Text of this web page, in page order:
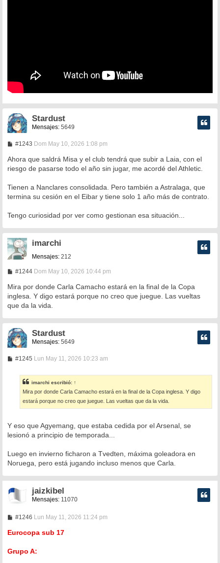
Stardust
Mensajes: 5649
#1243M
n
s
a
Dom May 10, 2026 1:08 pm
Ahora que saldrá Misa y el club tendrá que subir a Laia, con el
riesgo de pasarse todo el año sin jugar, me acordé del Athletic.
Tienen a Nanclares consolidada. Pero también a Astralaga, que
termina su cesión en el Eibar y tiene solo 1 año más de contrato.
Tengo curiosidad por ver como gestionan esa situación...
imarchi
Mensajes: 212
#1244M
n
s
a
j
Dom May 10, 2026 10:44 pm
Mira por donde Carla Camacho estará en la final de la Copa
inglesa. Y digo estará porque no creo que juegue. Las vueltas
que da la vida.
Stardust
Mensajes: 5649
#1245M
a
j
e
Lun May 11, 2026 10:23 am
imarchi escribió: ↑
Mira por donde Carla Camacho estará en la final de la Copa inglesa. Y digo
estará porque no creo que juegue. Las vueltas que da la vida.
Y eso que Agyemang, que estaba cedida por el Arsenal, se
lesionó a principio de temporada...
Luego en invierno ficharon a Tvedten, máxima goleadora en
Noruega, pero está jugando incluso menos que Carla.
jaizkibel
Mensajes: 11070
#1246M
n
s
j
Lun May 11, 2026 11:24 pm
Eurocopa sub 17
Grupo A: